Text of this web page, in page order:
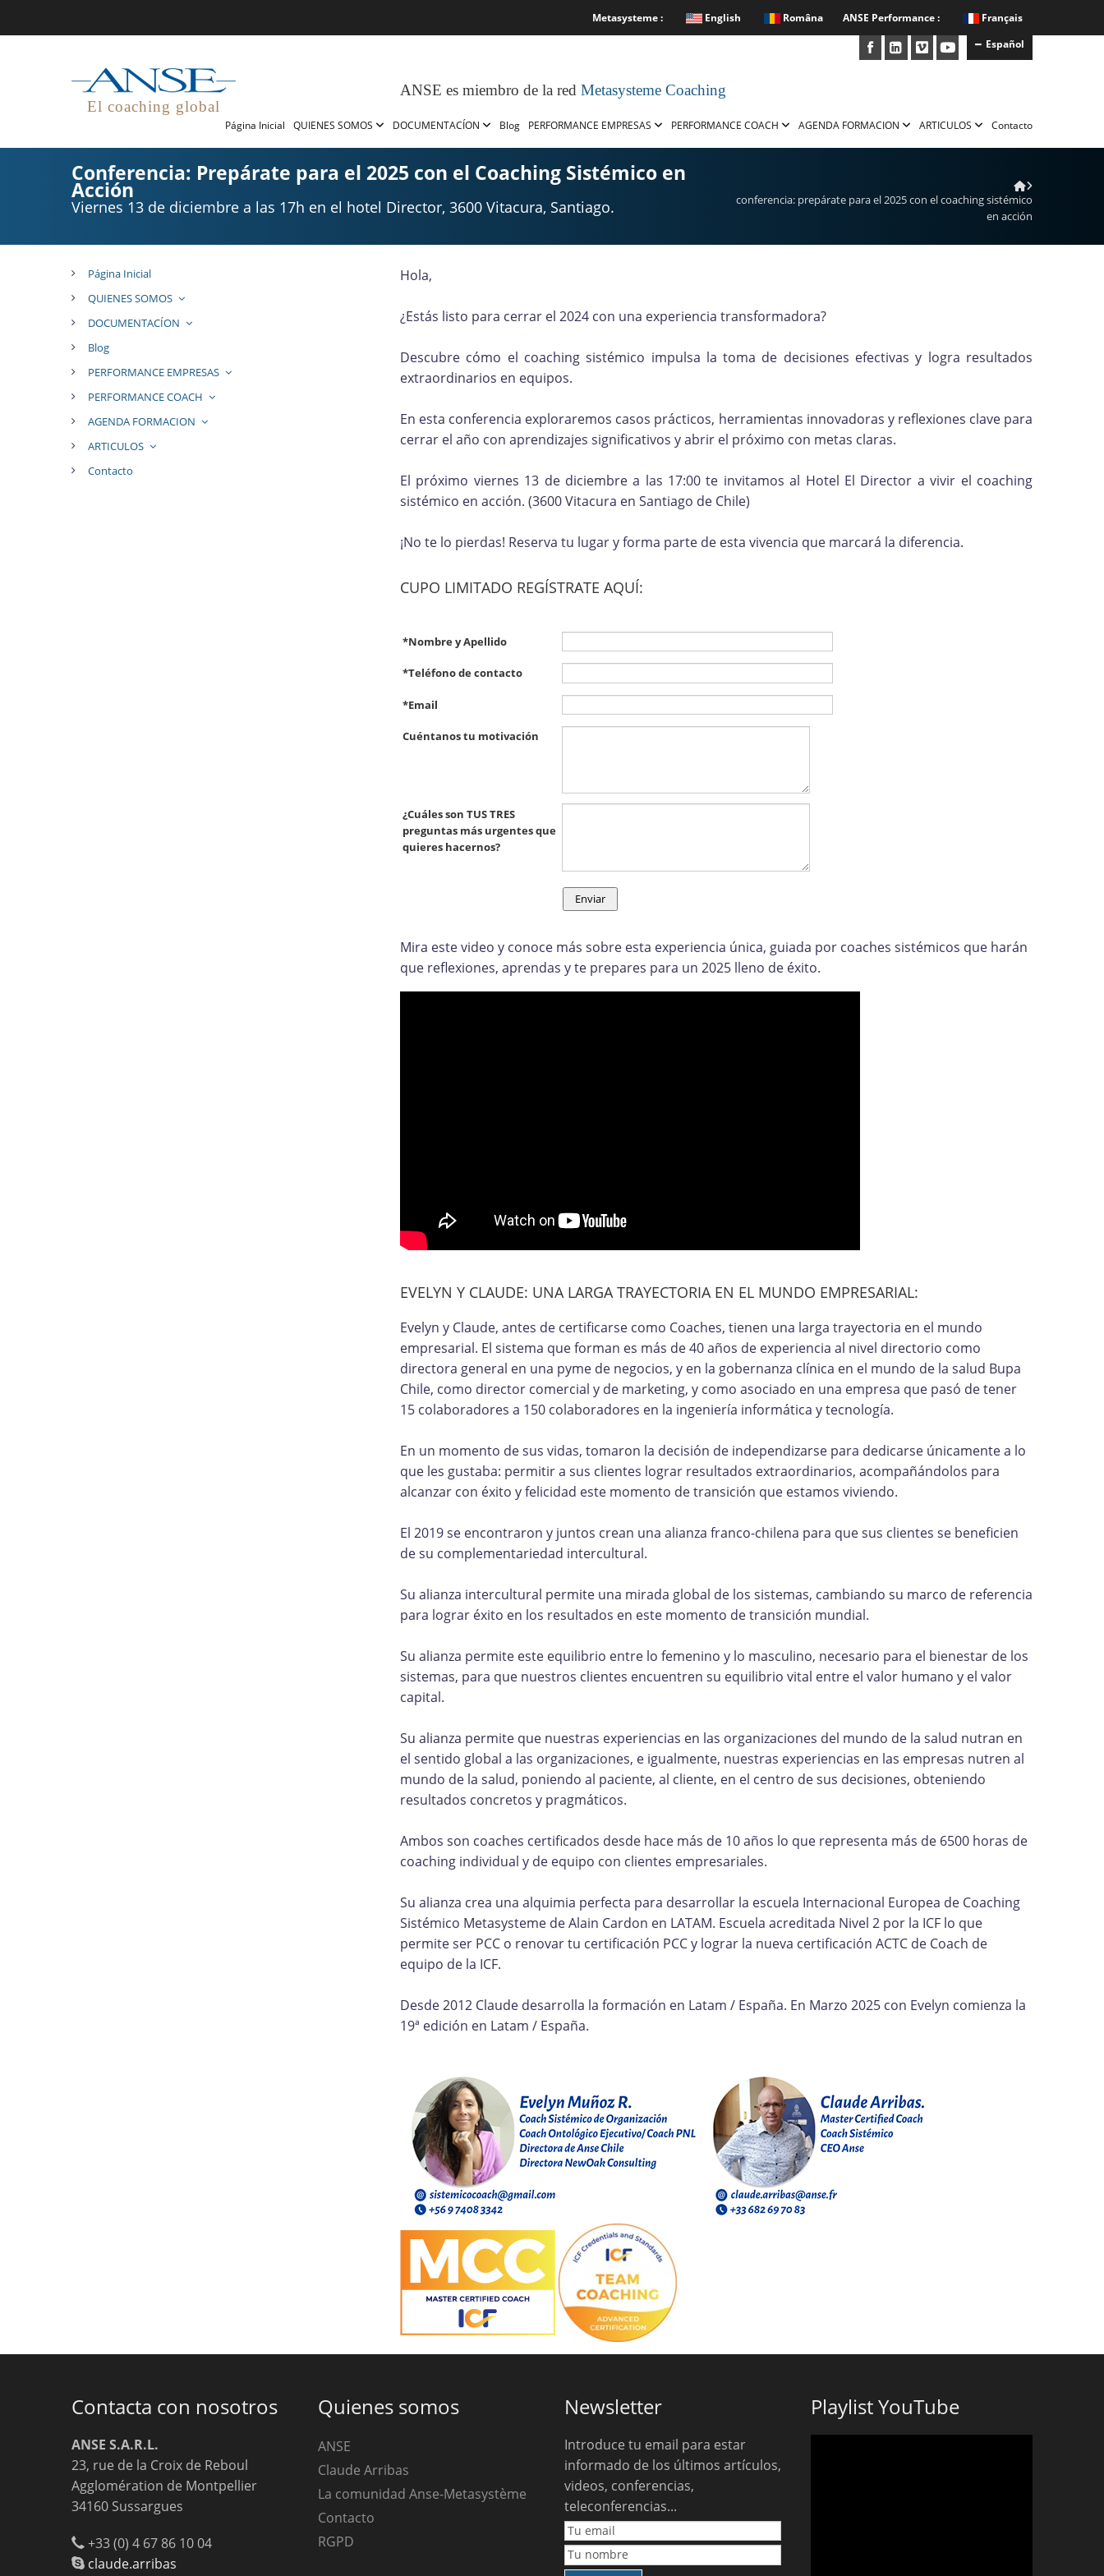
ANSE Performance : Français
Metasysteme : English
Româna
Español
El coaching global
ANSE es miembro de la red Metasysteme Coaching
Página Inicial QUIENES SOMOS DOCUMENTACÍON Blog PERFORMANCE EMPRESAS PERFORMANCE COACH AGENDA FORMACION ARTICULOS Contacto
Conferencia: Prepárate para el 2025 con el Coaching Sistémico en
Acción
Viernes 13 de diciembre a las 17h en el hotel Director, 3600 Vitacura, Santiago.
conferencia: prepárate para el 2025 con el coaching sistémico
en acción
Página Inicial
QUIENES SOMOS
DOCUMENTACÍON
Blog
PERFORMANCE EMPRESAS
PERFORMANCE COACH
AGENDA FORMACION
ARTICULOS
Contacto
Hola,
¿Estás listo para cerrar el 2024 con una experiencia transformadora?
Descubre cómo el coaching sistémico impulsa la toma de decisiones efectivas y logra resultados
extraordinarios en equipos.
En esta conferencia exploraremos casos prácticos, herramientas innovadoras y reflexiones clave para
cerrar el año con aprendizajes significativos y abrir el próximo con metas claras.
El próximo viernes 13 de diciembre a las 17:00 te invitamos al Hotel El Director a vivir el coaching
sistémico en acción. (3600 Vitacura en Santiago de Chile)
¡No te lo pierdas! Reserva tu lugar y forma parte de esta vivencia que marcará la diferencia.
CUPO LIMITADO REGÍSTRATE AQUÍ:
*Nombre y Apellido
*Teléfono de contacto
*Email
Cuéntanos tu motivación
¿Cuáles son TUS TRES
preguntas más urgentes que
quieres hacernos?
Mira este video y conoce más sobre esta experiencia única, guiada por coaches sistémicos que harán
que reflexiones, aprendas y te prepares para un 2025 lleno de éxito.
EVELYN Y CLAUDE: UNA LARGA TRAYECTORIA EN EL MUNDO EMPRESARIAL:
Evelyn y Claude, antes de certificarse como Coaches, tienen una larga trayectoria en el mundo
empresarial. El sistema que forman es más de 40 años de experiencia al nivel directorio como
directora general en una pyme de negocios, y en la gobernanza clínica en el mundo de la salud Bupa
Chile, como director comercial y de marketing, y como asociado en una empresa que pasó de tener
15 colaboradores a 150 colaboradores en la ingeniería informática y tecnología.
En un momento de sus vidas, tomaron la decisión de independizarse para dedicarse únicamente a lo
que les gustaba: permitir a sus clientes lograr resultados extraordinarios, acompañándolos para
alcanzar con éxito y felicidad este momento de transición que estamos viviendo.
El 2019 se encontraron y juntos crean una alianza franco-chilena para que sus clientes se beneficien
de su complementariedad intercultural.
Su alianza intercultural permite una mirada global de los sistemas, cambiando su marco de referencia
para lograr éxito en los resultados en este momento de transición mundial.
Su alianza permite este equilibrio entre lo femenino y lo masculino, necesario para el bienestar de los
sistemas, para que nuestros clientes encuentren su equilibrio vital entre el valor humano y el valor
capital.
Su alianza permite que nuestras experiencias en las organizaciones del mundo de la salud nutran en
el sentido global a las organizaciones, e igualmente, nuestras experiencias en las empresas nutren al
mundo de la salud, poniendo al paciente, al cliente, en el centro de sus decisiones, obteniendo
resultados concretos y pragmáticos.
Ambos son coaches certificados desde hace más de 10 años lo que representa más de 6500 horas de
coaching individual y de equipo con clientes empresariales.
Su alianza crea una alquimia perfecta para desarrollar la escuela Internacional Europea de Coaching
Sistémico Metasysteme de Alain Cardon en LATAM. Escuela acreditada Nivel 2 por la ICF lo que
permite ser PCC o renovar tu certificación PCC y lograr la nueva certificación ACTC de Coach de
equipo de la ICF.
Desde 2012 Claude desarrolla la formación en Latam / España. En Marzo 2025 con Evelyn comienza la
19ª edición en Latam / España.
Contacta con nosotros
ANSE S.A.R.L.
23, rue de la Croix de Reboul
Agglomération de Montpellier
34160 Sussargues
+33 (0) 4 67 86 10 04
claude.arribas
Quienes somos
ANSE
Claude Arribas
La comunidad Anse-Metasystème
Contacto
RGPD
Newsletter
Introduce tu email para estar
informado de los últimos artículos,
videos, conferencias,
teleconferencias...
Playlist YouTube